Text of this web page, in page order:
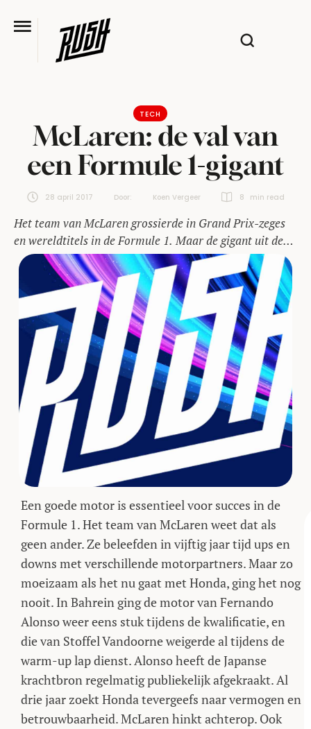
TECH
McLaren: de val van
een Formule 1-gigant
28 april 2017 Door: Koen Vergeer 8 min read
Het team van McLaren grossierde in Grand Prix-zeges
en wereldtitels in de Formule 1. Maar de gigant uit de
Formule 1 vecht nu om te overleven.
Een goede motor is essentieel voor succes in de
Formule 1. Het team van McLaren weet dat als
geen ander. Ze beleefden in vijftig jaar tijd ups en
downs met verschillende motorpartners. Maar zo
moeizaam als het nu gaat met Honda, ging het nog
nooit. In Bahrein ging de motor van Fernando
Alonso weer eens stuk tijdens de kwalificatie, en
die van Stoffel Vandoorne weigerde al tijdens de
warm-up lap dienst. Alonso heeft de Japanse
krachtbron regelmatig publiekelijk afgekraakt. Al
drie jaar zoekt Honda tevergeefs naar vermogen en
betrouwbaarheid. McLaren hinkt achterop. Ook